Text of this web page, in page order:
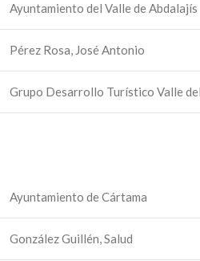
Ayuntamiento del Valle de Abdalajís
Pérez Rosa, José Antonio
Grupo Desarrollo Turístico Valle
Ayuntamiento de Cártama
González Guillén, Salud